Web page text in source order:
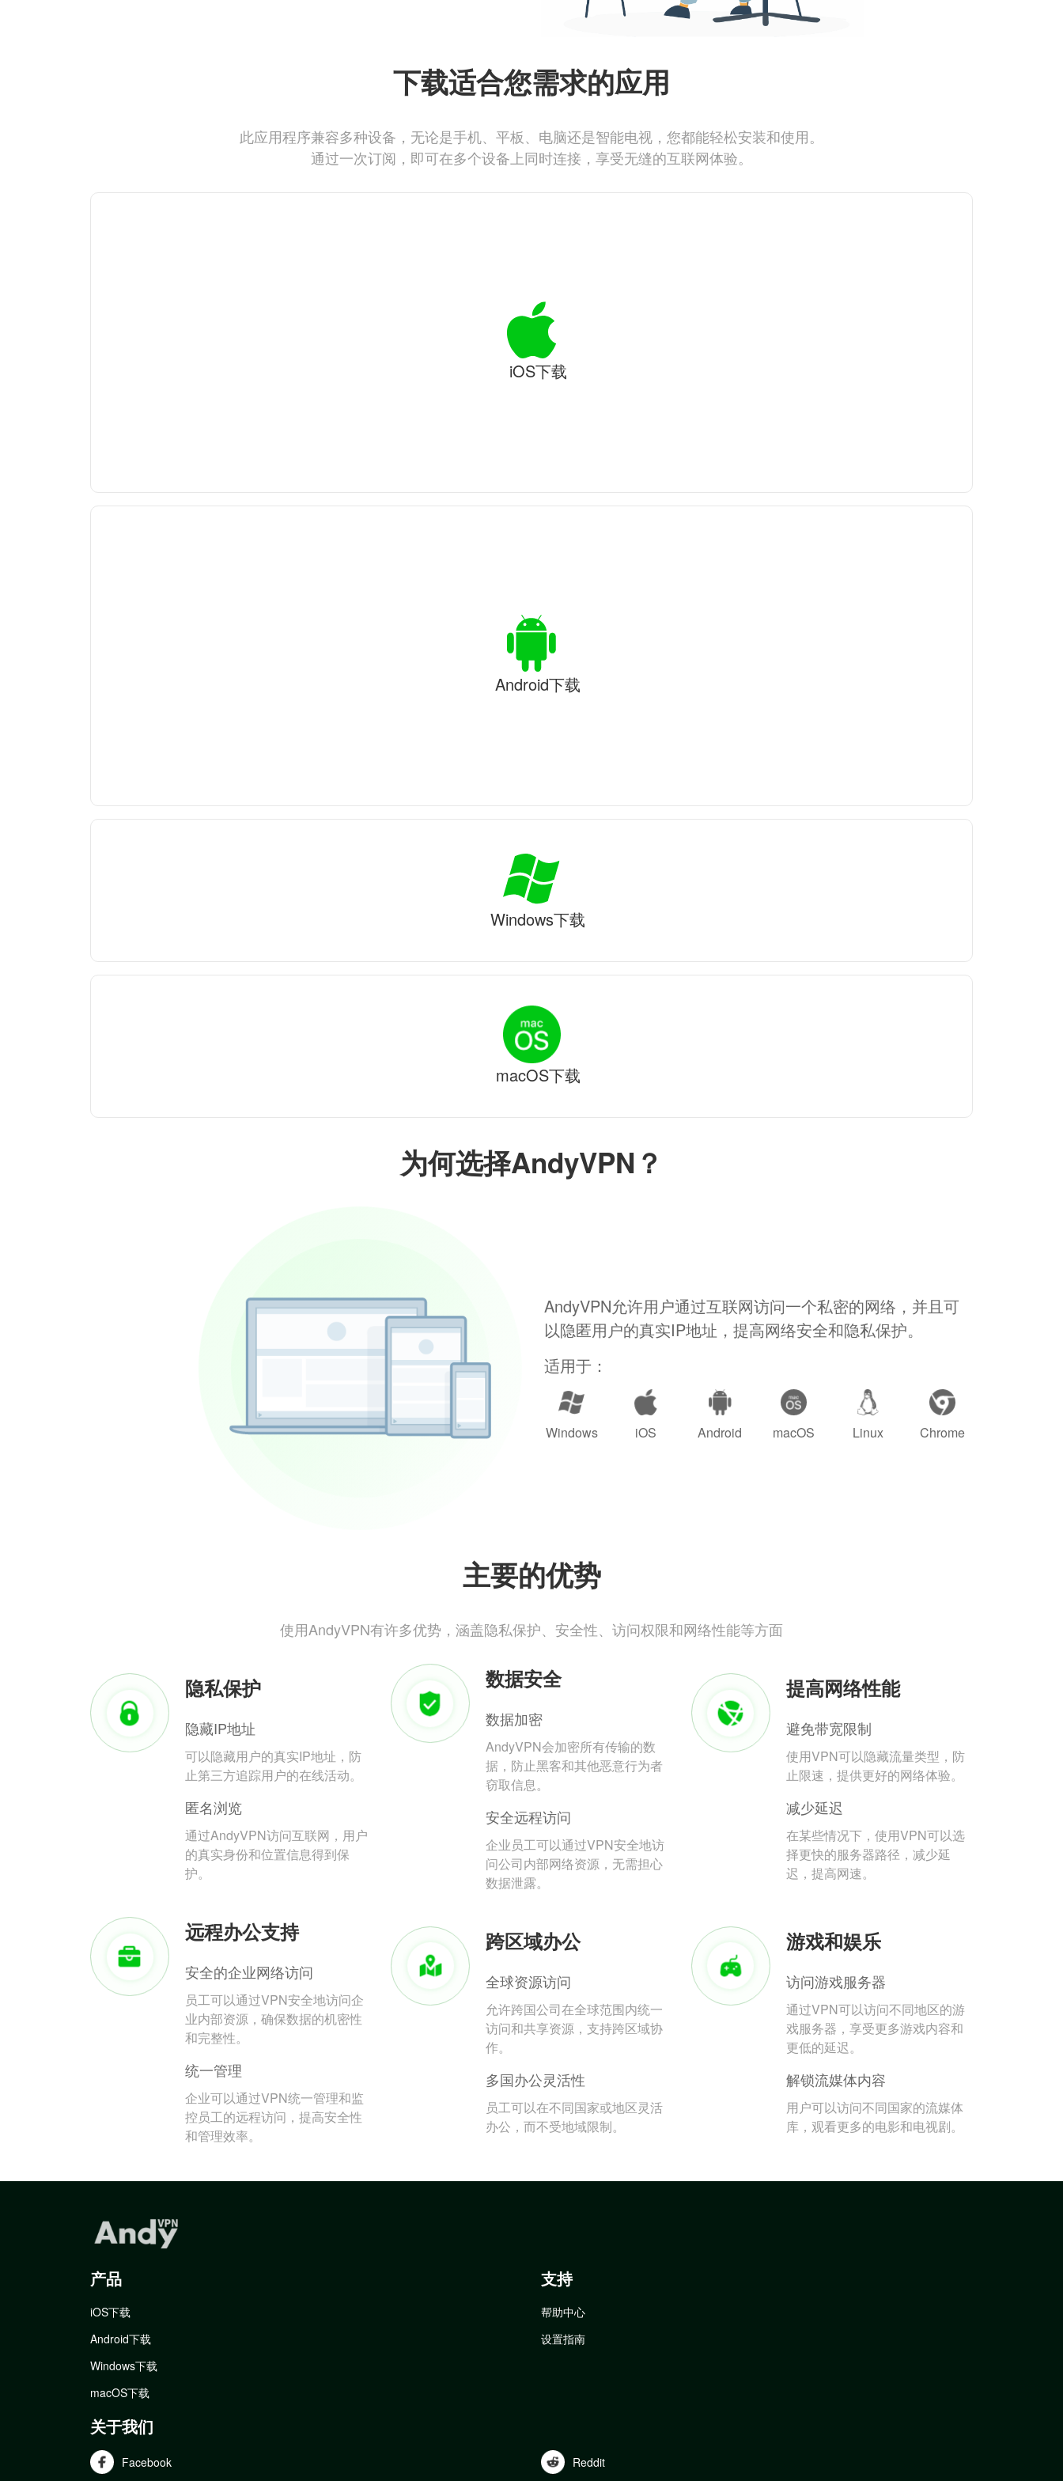
为何选择AndyVPN？
AndyVPN允许用户通过互联网访问一个私密的网络，并且可
以隐匿用户的真实IP地址，提高网络安全和隐私保护。
适用于：
Windows iOS Android macOS Linux Chrome
主要的优势
使用AndyVPN有许多优势，涵盖隐私保护、安全性、访问权限和网络性能等方面
隐私保护
隐藏IP地址
可以隐藏用户的真实IP地址，防
止第三方追踪用户的在线活动。
匿名浏览
通过AndyVPN访问互联网，用户
的真实身份和位置信息得到保
护。
数据安全
数据加密
AndyVPN会加密所有传输的数
据，防止黑客和其他恶意行为者
窃取信息。
安全远程访问
企业员工可以通过VPN安全地访
问公司内部网络资源，无需担心
数据泄露。
提高网络性能
避免带宽限制
使用VPN可以隐藏流量类型，防
止限速，提供更好的网络体验。
减少延迟
在某些情况下，使用VPN可以选
择更快的服务器路径，减少延
迟，提高网速。
远程办公支持
安全的企业网络访问
员工可以通过VPN安全地访问企
业内部资源，确保数据的机密性
和完整性。
统一管理
企业可以通过VPN统一管理和监
控员工的远程访问，提高安全性
和管理效率。
跨区域办公
全球资源访问
允许跨国公司在全球范围内统一
访问和共享资源，支持跨区域协
作。
多国办公灵活性
员工可以在不同国家或地区灵活
办公，而不受地域限制。
游戏和娱乐
访问游戏服务器
通过VPN可以访问不同地区的游
戏服务器，享受更多游戏内容和
更低的延迟。
解锁流媒体内容
用户可以访问不同国家的流媒体
库，观看更多的电影和电视剧。
下载适合您需求的应用
此应用程序兼容多种设备，无论是手机、平板、电脑还是智能电视，您都能轻松安装和使用。
通过一次订阅，即可在多个设备上同时连接，享受无缝的互联网体验。
iOS下载
Android下载
Windows下载
macOS下载
产品
iOS下载
Android下载
Windows下载
macOS下载
支持
帮助中心
设置指南
关于我们
Facebook Reddit